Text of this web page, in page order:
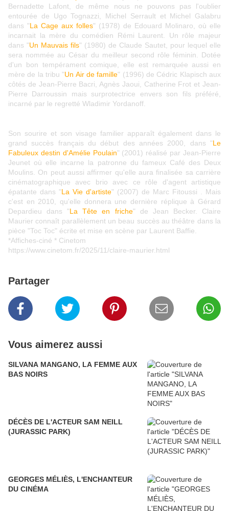
Bernadette Lafont, de même nous ne pouvons pas l'oublier
entourée de Ugo Tognazzi, Michel Serrault et Michel Galabru
dans "La Cage aux folles" (1978) de Edouard Molinaro, où elle
incarnait la mère du comédien Rémi Laurent. Un rôle majeur
dans "Un Mauvais fils" (1980) de Claude Sautet, pour lequel elle
sera nommée au César du meilleur second rôle féminin. Dotée
d'un bon tempérament comique, elle est remarquée aussi en
mère de la tribu "Un Air de famille" (1996) de Cédric Klapisch aux
côtés de Jean-Pierre Bacri, Agnès Jaoui, Catherine Frot et Jean-
Pierre Darroussin mais surprotectrice envers son fils préféré,
incarné par le regretté Wladimir Yordanoff.
Son sourire et son visage familier apparaît également dans le
grand succès français du début des années 2000, dans "Le
Fabuleux destin d'Amélie Poulain" (2001) réalisé par Jean-Pierre
Jeunet où elle incarne la patronne du fameux Café des Deux
Moulins. On peut aussi affirmer qu'elle aura finalisée sa carrière
cinématographique avec brio avec ce rôle d'agent artistique
épatante dans "La Vie d'artiste" (2007) de Marc Fitoussi . Mais
c'est en 2010, qu'elle donnera une dernière réplique à Gérard
Depardieu dans "La Tête en friche" de Jean Becker. Claire
Maurier connaît parallèlement un beau succès au théâtre dans la
pièce "Toc Toc" écrite et mise en scène par Laurent Baffie.
*Affiches-ciné * Cinetom
https://www.cinetom.fr/2025/11/claire-maurier.html
Partager
Vous aimerez aussi
SILVANA MANGANO, LA FEMME AUX
BAS NOIRS
DÉCÈS DE L'ACTEUR SAM NEILL
(JURASSIC PARK)
GEORGES MÉLIÈS, L'ENCHANTEUR
DU CINÉMA